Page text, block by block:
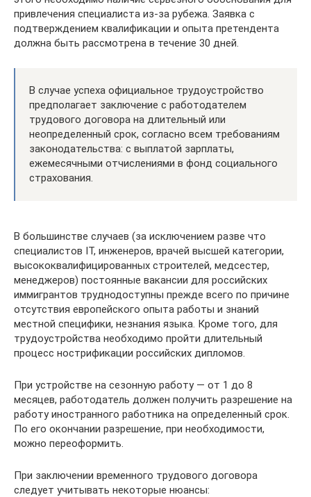
привлечения специалиста из-за рубежа. Заявка с
подтверждением квалификации и опыта претендента
должна быть рассмотрена в течение 30 дней.
В случае успеха официальное трудоустройство
предполагает заключение с работодателем
трудового договора на длительный или
неопределенный срок, согласно всем требованиям
законодательства: с выплатой зарплаты,
ежемесячными отчислениями в фонд социального
страхования.
В большинстве случаев (за исключением разве что
специалистов IT, инженеров, врачей высшей категории,
высококвалифицированных строителей, медсестер,
менеджеров) постоянные вакансии для российских
иммигрантов труднодоступны прежде всего по причине
отсутствия европейского опыта работы и знаний
местной специфики, незнания языка. Кроме того, для
трудоустройства необходимо пройти длительный
процесс нострификации российских дипломов.
При устройстве на сезонную работу — от 1 до 8
месяцев, работодатель должен получить разрешение на
работу иностранного работника на определенный срок.
По его окончании разрешение, при необходимости,
можно переоформить.
При заключении временного трудового договора
следует учитывать некоторые нюансы: